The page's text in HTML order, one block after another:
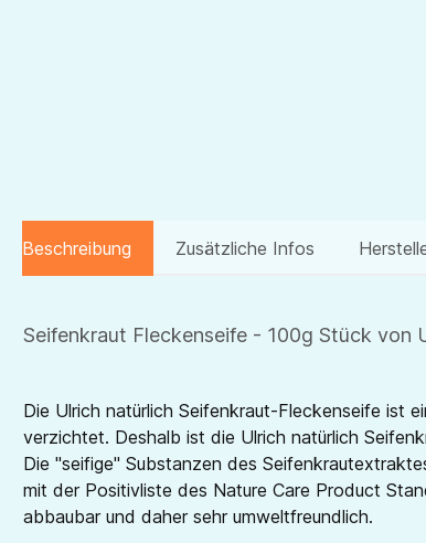
Beschreibung Zusätzliche Infos
Seifenkraut Fleckenseife - 100g Stück
Die Ulrich natürlich Seifenkraut-Fleckenseife ist
verzichtet. Deshalb ist die Ulrich natürlich
Die "seifige" Substanzen des
mit der Positivliste des Nature Care Product
abbaubar und daher sehr umweltfreundlich.